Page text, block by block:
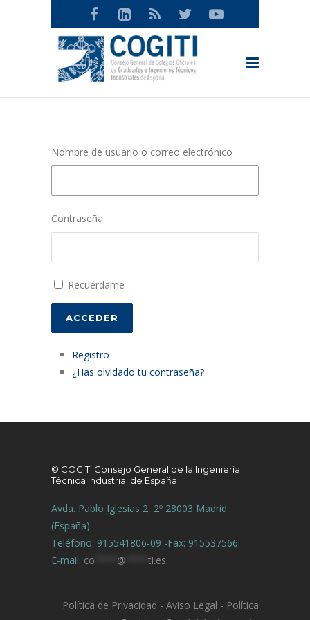
Nombre de usuario o correo electrónico
Contraseña
Recuérdame
ACCEDER
Registro
¿Has olvidado tu contraseña?
© COGITI Consejo General de la Ingeniería
Técnica Industrial de España
Avda. Pablo Iglesias 2, 2º 28003 Madrid
(España)
Teléfono: 915541806-09 -Fax: 915537566
E-mail: co @ ti.es
Política de Privacidad - Aviso Legal - Política